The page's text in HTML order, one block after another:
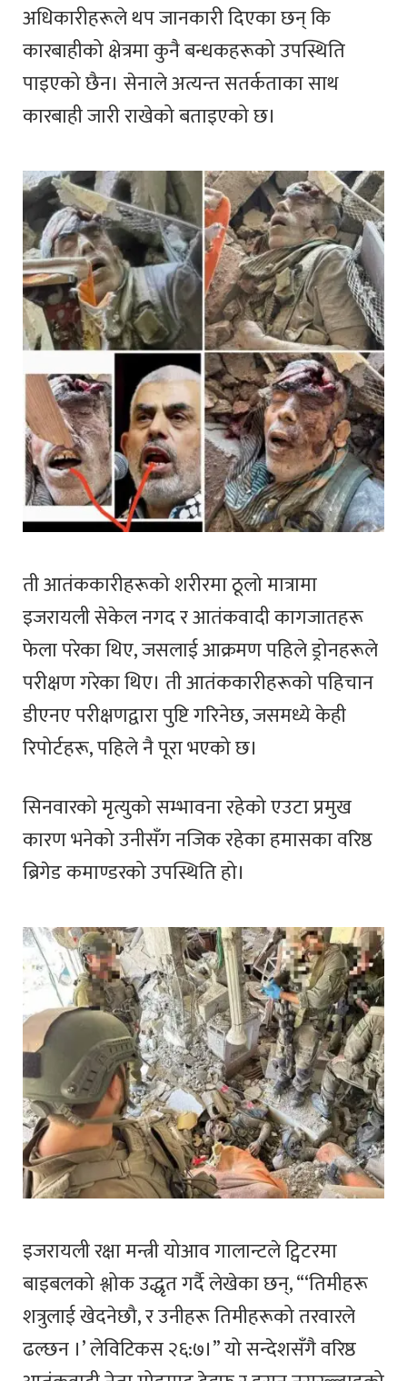
अधिकारीहरूले थप जानकारी दिएका छन् कि
कारबाहीको क्षेत्रमा कुनै बन्धकहरूको उपस्थिति
पाइएको छैन। सेनाले अत्यन्त सतर्कताका साथ
कारबाही जारी राखेको बताइएको छ।
ती आतंककारीहरूको शरीरमा ठूलो मात्रामा
इजरायली सेकेल नगद र आतंकवादी कागजातहरू
फेला परेका थिए, जसलाई आक्रमण पहिले ड्रोनहरूले
परीक्षण गरेका थिए। ती आतंककारीहरूको पहिचान
डीएनए परीक्षणद्वारा पुष्टि गरिनेछ, जसमध्ये केही
रिपोर्टहरू, पहिले नै पूरा भएको छ।
सिनवारको मृत्युको सम्भावना रहेको एउटा प्रमुख
कारण भनेको उनीसँग नजिक रहेका हमासका वरिष्ठ
ब्रिगेड कमाण्डरको उपस्थिति हो।
इजरायली रक्षा मन्त्री योआव गालान्टले ट्विटरमा
बाइबलको श्लोक उद्धृत गर्दै लेखेका छन्, “‘तिमीहरू
शत्रुलाई खेदनेछौ, र उनीहरू तिमीहरूको तरवारले
ढल्छन ।’ लेविटिकस २६:७।” यो सन्देशसँगै वरिष्ठ